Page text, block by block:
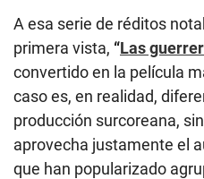
A esa serie de réditos
primera vista, “Las
convertido en la película
caso es, en realidad,
producción surcoreana,
aprovecha justamente el
que han popularizado